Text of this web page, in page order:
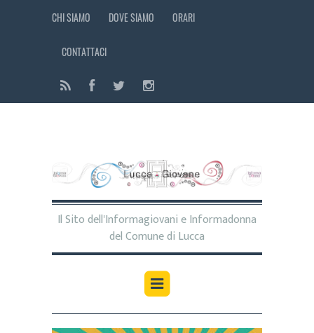
CHI SIAMO DOVE SIAMO ORARI
CONTATTACI
Il Sito dell'Informagiovani e Informadonna
del Comune di Lucca